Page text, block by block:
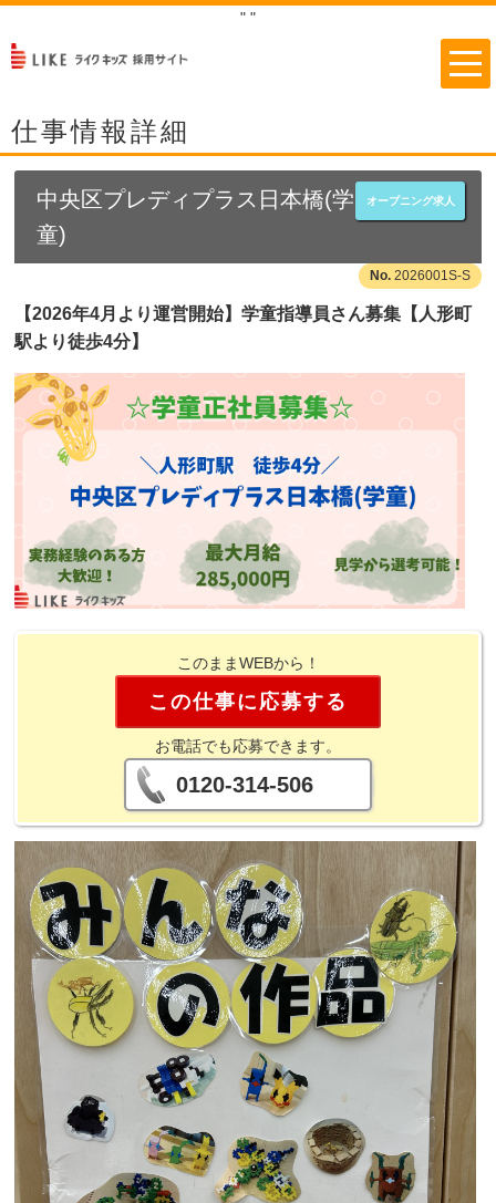
" "
仕事情報詳細
オープニング求人
中央区プレディプラス日本橋(学
童)
2026001S-S
【2026年4月より運営開始】学童指導員さん募集【人形町
駅より徒歩4分】
このままWEBから！
この仕事に応募する
お電話でも応募できます。
0120-314-506